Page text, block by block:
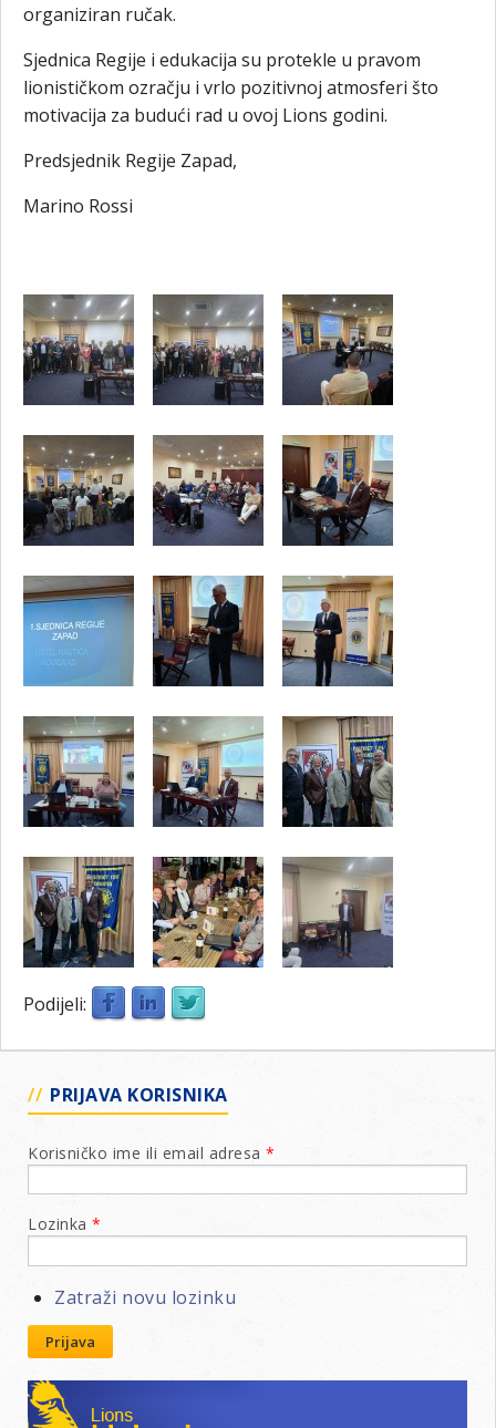
organiziran ručak.
Sjednica Regije i edukacija su protekle u pravom
lionističkom ozračju i vrlo pozitivnoj atmosferi što
motivacija za budući rad u ovoj Lions godini.
Predsjednik Regije Zapad,
Marino Rossi
Podijeli:
PRIJAVA KORISNIKA
Korisničko ime ili email adresa *
Lozinka *
Zatraži novu lozinku
Prijava
Lions klubovi